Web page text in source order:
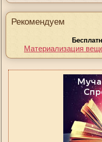
Рекомендуем
Материализация